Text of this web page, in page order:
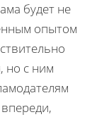
будет не
опытом
но с ним